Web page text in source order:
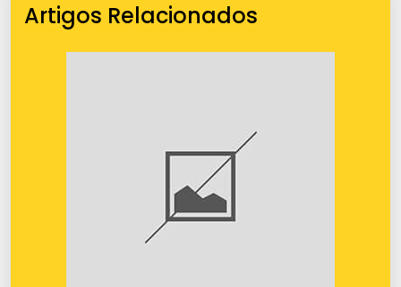
Artigos Relacionados